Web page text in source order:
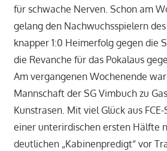
für schwache Nerven. Schon am
gelang den Nachwuchsspielern
knapper 1:0 Heimerfolg gegen die
die Revanche für das Pokalaus
Am vergangenen Wochenende
Mannschaft der SG Vimbuch zu
Kunstrasen. Mit viel Glück aus
einer unterirdischen ersten Hälfte
deutlichen „Kabinenpredigt“ vor